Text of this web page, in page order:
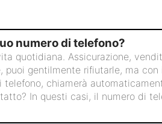
numero di telefono?
quotidiana. Assicurazione,
gentilmente rifiutarle, ma
chiamerà
In questi casi, il numero di